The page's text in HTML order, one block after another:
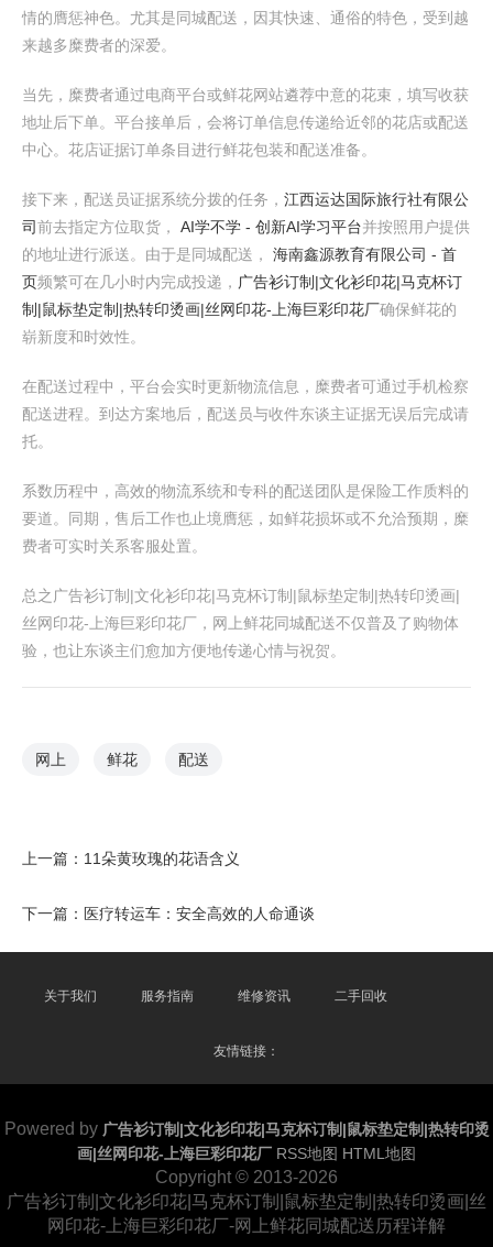
情的膺惩神色。尤其是同城配送，因其快速、通俗的特色，受到越
来越多糜费者的深爱。
当先，糜费者通过电商平台或鲜花网站遴荐中意的花束，填写收获
地址后下单。平台接单后，会将订单信息传递给近邻的花店或配送
中心。花店证据订单条目进行鲜花包装和配送准备。
接下来，配送员证据系统分拨的任务， 江西运达国际旅行社有限公
司前去指定方位取货， AI学不学 - 创新AI学习平台并按照用户提供
的地址进行派送。由于是同城配送， 海南鑫源教育有限公司 - 首
页频繁可在几小时内完成投递， 广告衫订制|文化衫印花|马克杯订
制|鼠标垫定制|热转印烫画|丝网印花-上海巨彩印花厂确保鲜花的
崭新度和时效性。
在配送过程中，平台会实时更新物流信息，糜费者可通过手机检察
配送进程。到达方案地后，配送员与收件东谈主证据无误后完成请
托。
系数历程中，高效的物流系统和专科的配送团队是保险工作质料的
要道。同期，售后工作也止境膺惩，如鲜花损坏或不允洽预期，糜
费者可实时关系客服处置。
总之广告衫订制|文化衫印花|马克杯订制|鼠标垫定制|热转印烫画|
丝网印花-上海巨彩印花厂，网上鲜花同城配送不仅普及了购物体
验，也让东谈主们愈加方便地传递心情与祝贺。
网上 鲜花 配送
上一篇： 11朵黄玫瑰的花语含义
下一篇： 医疗转运车：安全高效的人命通谈
关于我们 服务指南 维修资讯 二手回收
友情链接：
Powered by 广告衫订制|文化衫印花|马克杯订制|鼠标垫定制|热转印烫
画|丝网印花-上海巨彩印花厂 RSS地图 HTML地图
Copyright © 2013-2026
广告衫订制|文化衫印花|马克杯订制|鼠标垫定制|热转印烫画|丝
网印花-上海巨彩印花厂-网上鲜花同城配送历程详解